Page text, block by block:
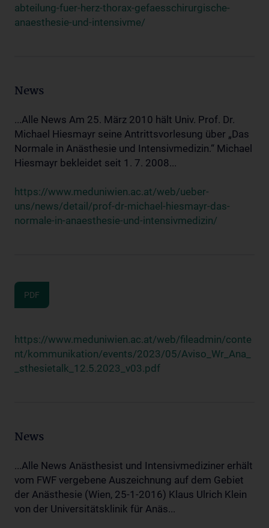
abteilung-fuer-herz-thorax-gefaesschirurgische-
anaesthesie-und-intensivme/
News
...Alle News Am 25. März 2010 hält Univ. Prof. Dr.
Michael Hiesmayr seine Antrittsvorlesung über „Das
Normale in Anästhesie und Intensivmedizin.“ Michael
Hiesmayr bekleidet seit 1. 7. 2008...
https://www.meduniwien.ac.at/web/ueber-
uns/news/detail/prof-dr-michael-hiesmayr-das-
normale-in-anaesthesie-und-intensivmedizin/
PDF
https://www.meduniwien.ac.at/web/fileadmin/conte
nt/kommunikation/events/2023/05/Aviso_Wr_Ana_
_sthesietalk_12.5.2023_v03.pdf
News
...Alle News Anästhesist und Intensivmediziner erhält
vom FWF vergebene Auszeichnung auf dem Gebiet
der Anästhesie (Wien, 25-1-2016) Klaus Ulrich Klein
von der Universitätsklinik für Anäs...